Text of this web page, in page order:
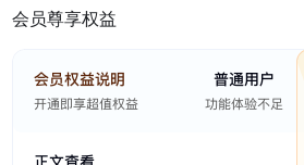
会员尊享权益